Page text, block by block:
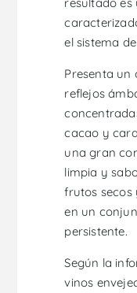
el sistema
Presenta un
reflejos
cacao y
una gran
limpia y
frutos secos
en un
persistente.
Según la
vinos